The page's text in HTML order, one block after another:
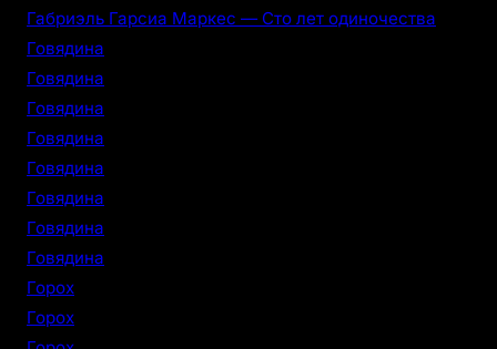
Габриэль Гарсиа Маркес — Сто лет одиночества
Говядина
Говядина
Говядина
Говядина
Говядина
Говядина
Говядина
Говядина
Горох
Горох